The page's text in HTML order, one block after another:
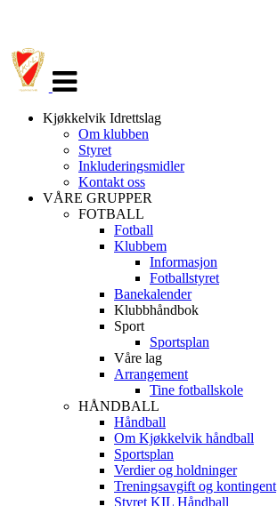
navigasjon
Kjøkkelvik Idrettslag
Om klubben
Styret
Inkluderingsmidler
Kontakt oss
VÅRE GRUPPER
FOTBALL
Fotball
Klubbem
Informasjon
Fotballstyret
Banekalender
Klubbhåndbok
Sport
Sportsplan
Våre lag
Arrangement
Tine fotballskole
HÅNDBALL
Håndball
Om Kjøkkelvik håndball
Sportsplan
Verdier og holdninger
Treningsavgift og kontingent
Styret KIL Håndball